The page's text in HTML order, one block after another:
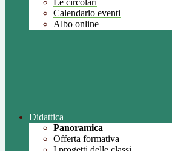
Le circolari
Calendario eventi
Albo online
Didattica
Panoramica
Offerta formativa